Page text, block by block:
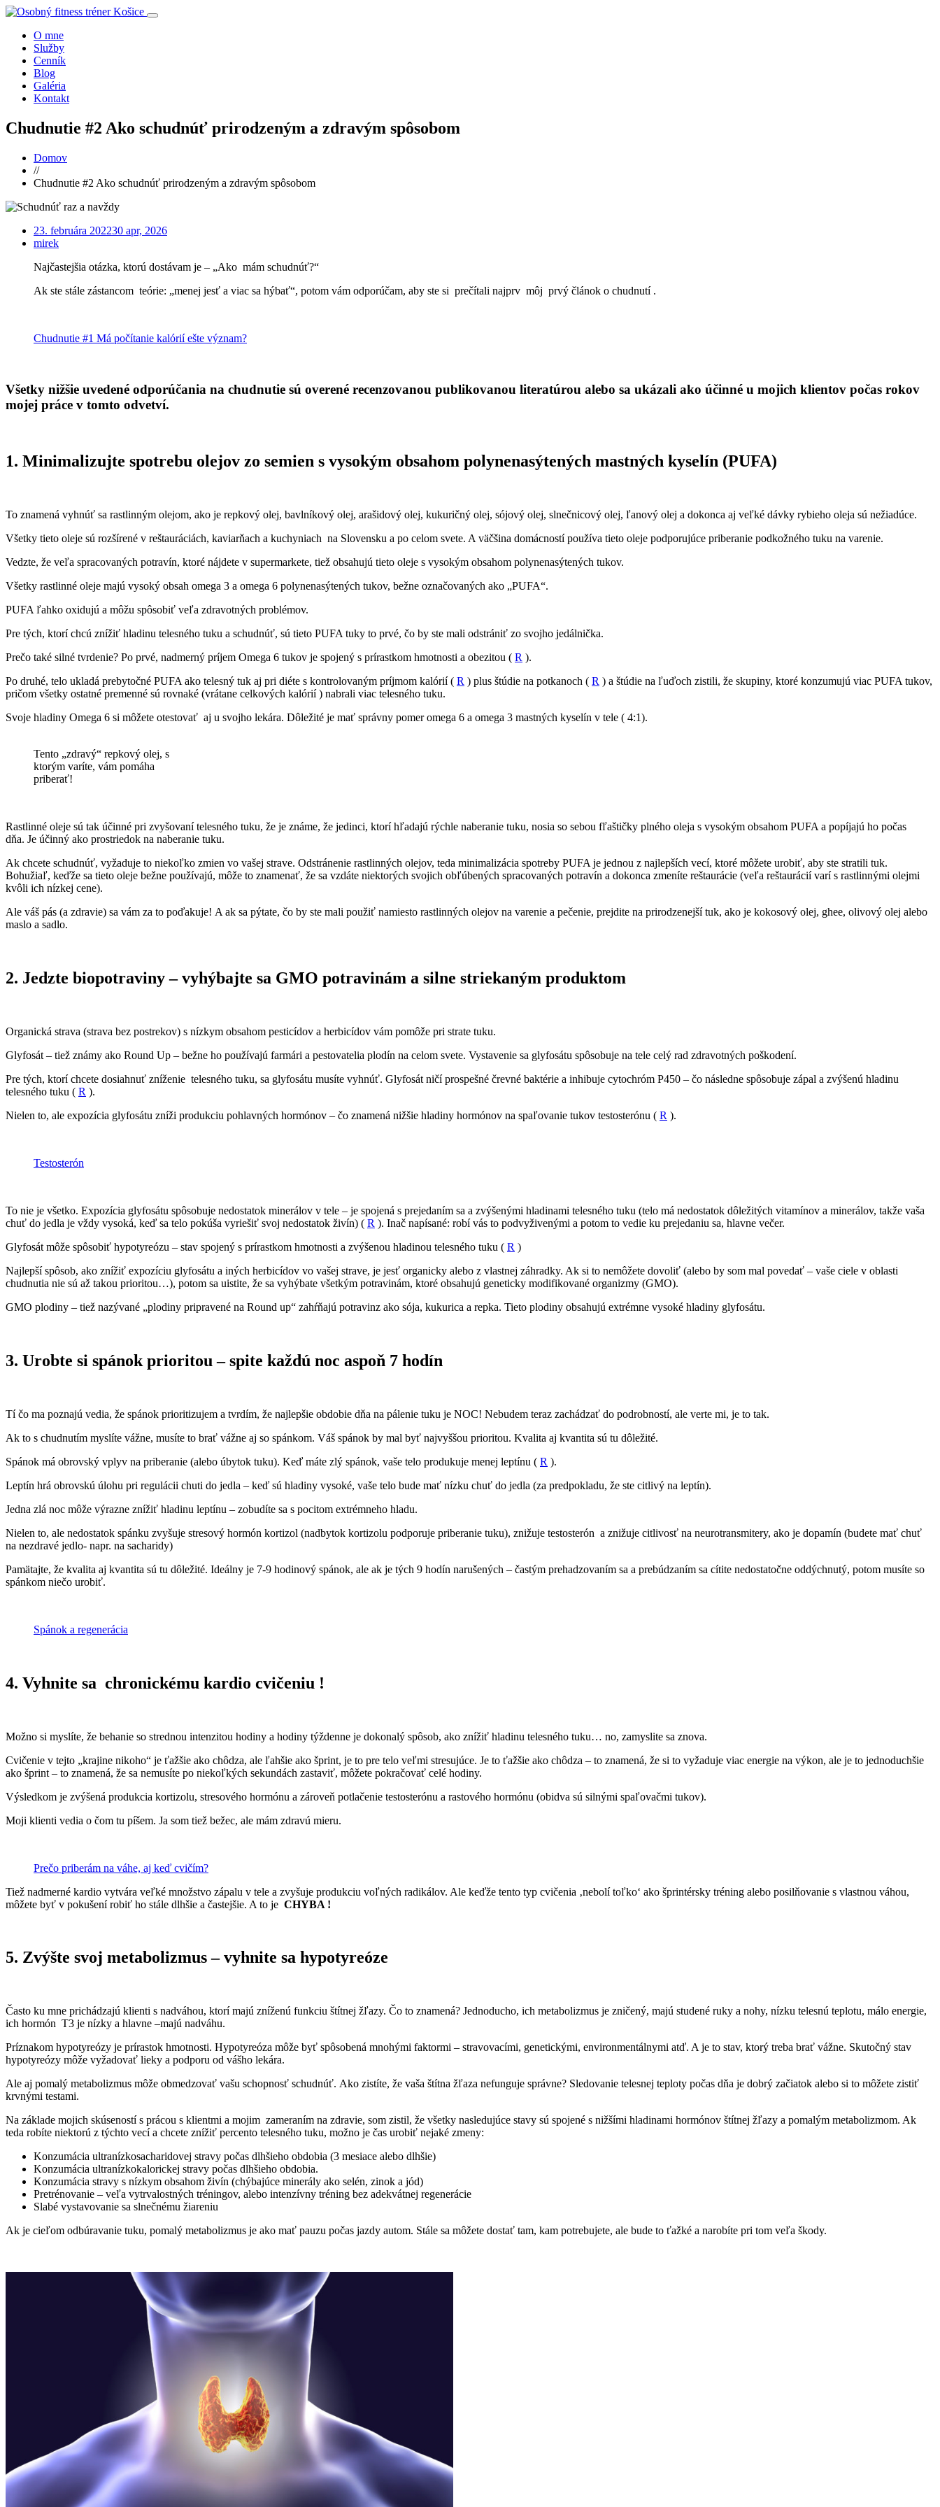
O mne
Služby
Cenník
Blog
Galéria
Kontakt
Chudnutie #2 Ako schudnúť prirodzeným a zdravým spôsobom
Domov
//
Chudnutie #2 Ako schudnúť prirodzeným a zdravým spôsobom
23. februára 202230 apr, 2026
mirek
Najčastejšia otázka, ktorú dostávam je – „Ako mám schudnúť?“
Ak ste stále zástancom teórie: „menej jesť a viac sa hýbať“, potom vám odporúčam, aby ste si prečítali najprv môj prvý článok o chudnutí .
Chudnutie #1 Má počítanie kalórií ešte význam?
Všetky nižšie uvedené odporúčania na chudnutie sú overené recenzovanou publikovanou literatúrou alebo sa ukázali ako účinné u mojich klientov počas rokov
mojej práce v tomto odvetví.
1. Minimalizujte spotrebu olejov zo semien s vysokým obsahom polynenasýtených mastných kyselín (PUFA)
To znamená vyhnúť sa rastlinným olejom, ako je repkový olej, bavlníkový olej, arašidový olej, kukuričný olej, sójový olej, slnečnicový olej, ľanový olej a dokonca aj veľké dávky rybieho oleja sú nežiadúce.
Všetky tieto oleje sú rozšírené v reštauráciách, kaviarňach a kuchyniach na Slovensku a po celom svete. A väčšina domácností používa tieto oleje podporujúce priberanie podkožného tuku na varenie.
Vedzte, že veľa spracovaných potravín, ktoré nájdete v supermarkete, tiež obsahujú tieto oleje s vysokým obsahom polynenasýtených tukov.
Všetky rastlinné oleje majú vysoký obsah omega 3 a omega 6 polynenasýtených tukov, bežne označovaných ako „PUFA“.
PUFA ľahko oxidujú a môžu spôsobiť veľa zdravotných problémov.
Pre tých, ktorí chcú znížiť hladinu telesného tuku a schudnúť, sú tieto PUFA tuky to prvé, čo by ste mali odstrániť zo svojho jedálnička.
Prečo také silné tvrdenie? Po prvé, nadmerný príjem Omega 6 tukov je spojený s prírastkom hmotnosti a obezitou ( R ).
Po druhé, telo ukladá prebytočné PUFA ako telesný tuk aj pri diéte s kontrolovaným príjmom kalórií ( R ) plus štúdie na potkanoch ( R ) a štúdie na ľuďoch zistili, že skupiny, ktoré konzumujú viac PUFA tukov,
pričom všetky ostatné premenné sú rovnaké (vrátane celkových kalórií ) nabrali viac telesného tuku.
Svoje hladiny Omega 6 si môžete otestovať aj u svojho lekára. Dôležité je mať správny pomer omega 6 a omega 3 mastných kyselín v tele ( 4:1).
Tento „zdravý“ repkový olej, s
ktorým varíte, vám pomáha
priberať!
Rastlinné oleje sú tak účinné pri zvyšovaní telesného tuku, že je známe, že jedinci, ktorí hľadajú rýchle naberanie tuku, nosia so sebou fľaštičky plného oleja s vysokým obsahom PUFA a popíjajú ho počas
dňa. Je účinný ako prostriedok na naberanie tuku.
Ak chcete schudnúť, vyžaduje to niekoľko zmien vo vašej strave. Odstránenie rastlinných olejov, teda minimalizácia spotreby PUFA je jednou z najlepších vecí, ktoré môžete urobiť, aby ste stratili tuk.
Bohužiaľ, keďže sa tieto oleje bežne používajú, môže to znamenať, že sa vzdáte niektorých svojich obľúbených spracovaných potravín a dokonca zmeníte reštaurácie (veľa reštaurácií varí s rastlinnými olejmi
kvôli ich nízkej cene).
Ale váš pás (a zdravie) sa vám za to poďakuje! A ak sa pýtate, čo by ste mali použiť namiesto rastlinných olejov na varenie a pečenie, prejdite na prirodzenejší tuk, ako je kokosový olej, ghee, olivový olej alebo
maslo a sadlo.
2. Jedzte biopotraviny – vyhýbajte sa GMO potravinám a silne striekaným produktom
Organická strava (strava bez postrekov) s nízkym obsahom pesticídov a herbicídov vám pomôže pri strate tuku.
Glyfosát – tiež známy ako Round Up – bežne ho používajú farmári a pestovatelia plodín na celom svete. Vystavenie sa glyfosátu spôsobuje na tele celý rad zdravotných poškodení.
Pre tých, ktorí chcete dosiahnuť zníženie telesného tuku, sa glyfosátu musíte vyhnúť. Glyfosát ničí prospešné črevné baktérie a inhibuje cytochróm P450 – čo následne spôsobuje zápal a zvýšenú hladinu
telesného tuku ( R ).
Nielen to, ale expozícia glyfosátu zníži produkciu pohlavných hormónov – čo znamená nižšie hladiny hormónov na spaľovanie tukov testosterónu ( R ).
Testosterón
To nie je všetko. Expozícia glyfosátu spôsobuje nedostatok minerálov v tele – je spojená s prejedaním sa a zvýšenými hladinami telesného tuku (telo má nedostatok dôležitých vitamínov a minerálov, takže vaša
chuť do jedla je vždy vysoká, keď sa telo pokúša vyriešiť svoj nedostatok živín) ( R ). Inač napísané: robí vás to podvyživenými a potom to vedie ku prejedaniu sa, hlavne večer.
Glyfosát môže spôsobiť hypotyreózu – stav spojený s prírastkom hmotnosti a zvýšenou hladinou telesného tuku ( R )
Najlepší spôsob, ako znížiť expozíciu glyfosátu a iných herbicídov vo vašej strave, je jesť organicky alebo z vlastnej záhradky. Ak si to nemôžete dovoliť (alebo by som mal povedať – vaše ciele v oblasti
chudnutia nie sú až takou prioritou…), potom sa uistite, že sa vyhýbate všetkým potravinám, ktoré obsahujú geneticky modifikované organizmy (GMO).
GMO plodiny – tiež nazývané „plodiny pripravené na Round up“ zahŕňajú potravinz ako sója, kukurica a repka. Tieto plodiny obsahujú extrémne vysoké hladiny glyfosátu.
3. Urobte si spánok prioritou – spite každú noc aspoň 7 hodín
Tí čo ma poznajú vedia, že spánok prioritizujem a tvrdím, že najlepšie obdobie dňa na pálenie tuku je NOC! Nebudem teraz zachádzať do podrobností, ale verte mi, je to tak.
Ak to s chudnutím myslíte vážne, musíte to brať vážne aj so spánkom. Váš spánok by mal byť najvyššou prioritou. Kvalita aj kvantita sú tu dôležité.
Spánok má obrovský vplyv na priberanie (alebo úbytok tuku). Keď máte zlý spánok, vaše telo produkuje menej leptínu ( R ).
Leptín hrá obrovskú úlohu pri regulácii chuti do jedla – keď sú hladiny vysoké, vaše telo bude mať nízku chuť do jedla (za predpokladu, že ste citlivý na leptín).
Jedna zlá noc môže výrazne znížiť hladinu leptínu – zobudíte sa s pocitom extrémneho hladu.
Nielen to, ale nedostatok spánku zvyšuje stresový hormón kortizol (nadbytok kortizolu podporuje priberanie tuku), znižuje testosterón a znižuje citlivosť na neurotransmitery, ako je dopamín (budete mať chuť
na nezdravé jedlo- napr. na sacharidy)
Pamätajte, že kvalita aj kvantita sú tu dôležité. Ideálny je 7-9 hodinový spánok, ale ak je tých 9 hodín narušených – častým prehadzovaním sa a prebúdzaním sa cítite nedostatočne oddýchnutý, potom musíte so
spánkom niečo urobiť.
Spánok a regenerácia
4. Vyhnite sa chronickému kardio cvičeniu !
Možno si myslíte, že behanie so strednou intenzitou hodiny a hodiny týždenne je dokonalý spôsob, ako znížiť hladinu telesného tuku… no, zamyslite sa znova.
Cvičenie v tejto „krajine nikoho“ je ťažšie ako chôdza, ale ľahšie ako šprint, je to pre telo veľmi stresujúce. Je to ťažšie ako chôdza – to znamená, že si to vyžaduje viac energie na výkon, ale je to jednoduchšie
ako šprint – to znamená, že sa nemusíte po niekoľkých sekundách zastaviť, môžete pokračovať celé hodiny.
Výsledkom je zvýšená produkcia kortizolu, stresového hormónu a zároveň potlačenie testosterónu a rastového hormónu (obidva sú silnými spaľovačmi tukov).
Moji klienti vedia o čom tu píšem. Ja som tiež bežec, ale mám zdravú mieru.
Prečo priberám na váhe, aj keď cvičím?
Tiež nadmerné kardio vytvára veľké množstvo zápalu v tele a zvyšuje produkciu voľných radikálov. Ale keďže tento typ cvičenia ‚nebolí toľko‘ ako šprintérsky tréning alebo posilňovanie s vlastnou váhou,
môžete byť v pokušení robiť ho stále dlhšie a častejšie. A to je CHYBA !
5. Zvýšte svoj metabolizmus – vyhnite sa hypotyreóze
Často ku mne prichádzajú klienti s nadváhou, ktorí majú zníženú funkciu štítnej žľazy. Čo to znamená? Jednoducho, ich metabolizmus je zničený, majú studené ruky a nohy, nízku telesnú teplotu, málo energie,
ich hormón T3 je nízky a hlavne –majú nadváhu.
Príznakom hypotyreózy je prírastok hmotnosti. Hypotyreóza môže byť spôsobená mnohými faktormi – stravovacími, genetickými, environmentálnymi atď. A je to stav, ktorý treba brať vážne. Skutočný stav
hypotyreózy môže vyžadovať lieky a podporu od vášho lekára.
Ale aj pomalý metabolizmus môže obmedzovať vašu schopnosť schudnúť. Ako zistíte, že vaša štítna žľaza nefunguje správne? Sledovanie telesnej teploty počas dňa je dobrý začiatok alebo si to môžete zistiť
krvnými testami.
Na základe mojich skúseností s prácou s klientmi a mojim zameraním na zdravie, som zistil, že všetky nasledujúce stavy sú spojené s nižšími hladinami hormónov štítnej žľazy a pomalým metabolizmom. Ak
teda robíte niektorú z týchto vecí a chcete znížiť percento telesného tuku, možno je čas urobiť nejaké zmeny:
Konzumácia ultranízkosacharidovej stravy počas dlhšieho obdobia (3 mesiace alebo dlhšie)
Konzumácia ultranízkokalorickej stravy počas dlhšieho obdobia.
Konzumácia stravy s nízkym obsahom živín (chýbajúce minerály ako selén, zinok a jód)
Pretrénovanie – veľa vytrvalostných tréningov, alebo intenzívny tréning bez adekvátnej regenerácie
Slabé vystavovanie sa slnečnému žiareniu
Ak je cieľom odbúravanie tuku, pomalý metabolizmus je ako mať pauzu počas jazdy autom. Stále sa môžete dostať tam, kam potrebujete, ale bude to ťažké a narobíte pri tom veľa škody.